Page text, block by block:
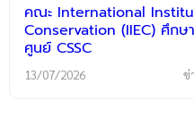
คณะ International
Conservation (IIEC) ศึกษ
ศูนย์ CSSC
13/07/2026 ข่